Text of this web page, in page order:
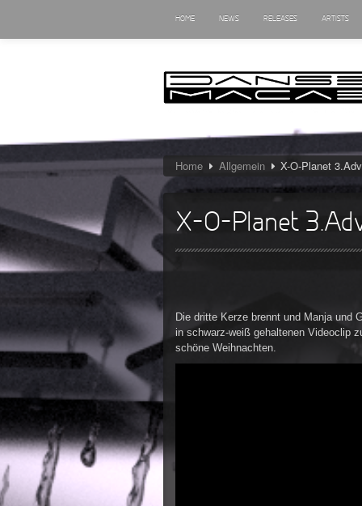
HOME NEWS RELEASES ARTISTS
Home Allgemein X-O-Planet
X-O-Planet
Die dritte Kerze brennt und Manja und
in schwarz-weiß gehaltenen Videoclip
schöne Weihnachten.